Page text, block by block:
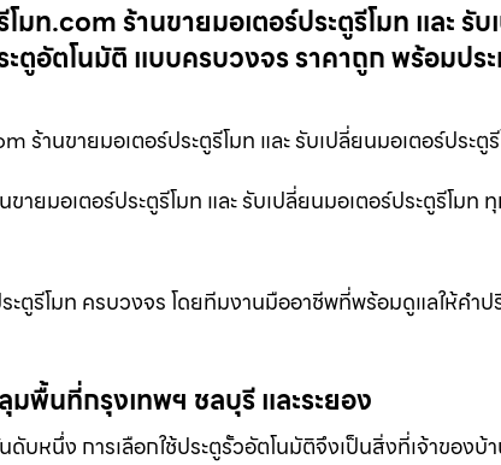
ท.com ร้านขายมอเตอร์ประตูรีโมท และ รั
ตูอัตโนมัติ แบบครบวงจร ราคาถูก พร้อมปร
ร้านขายมอเตอร์ประตูรีโมท และ รับเปลี่ยนมอเตอร์ประตู
ยมอเตอร์ประตูรีโมท และ รับเปลี่ยนมอเตอร์ประตูรีโมท
ตูรีโมท ครบวงจร โดยทีมงานมืออาชีพที่พร้อมดูแลให้คำป
พื้นที่กรุงเทพฯ ชลบุรี และระยอง
หนึ่ง การเลือกใช้ประตูรั้วอัตโนมัติจึงเป็นสิ่งที่เจ้าของบ้า